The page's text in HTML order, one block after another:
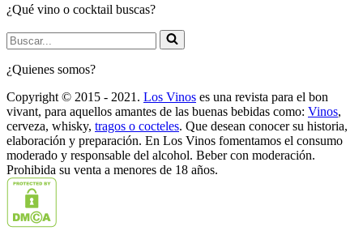
¿Qué vino o cocktail buscas?
Buscar...
¿Quienes somos?
Copyright © 2015 - 2021. Los Vinos es una revista para el bon
vivant, para aquellos amantes de las buenas bebidas como: Vinos,
cerveza, whisky, tragos o cocteles. Que desean conocer su historia,
elaboración y preparación. En Los Vinos fomentamos el consumo
moderado y responsable del alcohol. Beber con moderación.
Prohibida su venta a menores de 18 años.